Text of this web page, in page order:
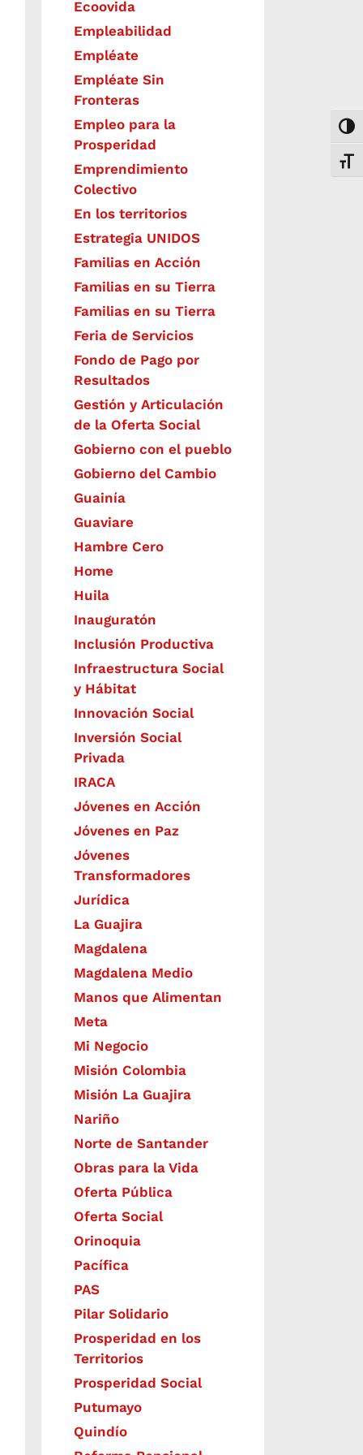
Ecoovida
Empleabilidad
Empléate
Empléate Sin
Fronteras
Empleo para la
Prosperidad
Emprendimiento
Colectivo
En los territorios
Estrategia UNIDOS
Familias en Acción
Familias en su Tierra
Familias en su Tierra
Feria de Servicios
Fondo de Pago por
Resultados
Gestión y Articulación
de la Oferta Social
Gobierno con el pueblo
Gobierno del Cambio
Guainía
Guaviare
Hambre Cero
Home
Huila
Inauguratón
Inclusión Productiva
Infraestructura Social
y Hábitat
​Innovación Social
Inversión Social
Privada
IRACA
Jóvenes en Acción
Jóvenes en Paz
Jóvenes
Transformadores
Jurídica
La Guajira
Magdalena
Magdalena Medio
Manos que Alimentan
Meta
Mi Negocio
Misión Colombia
Misión La Guajira
Nariño
Norte de Santander
Obras para la Vida
Oferta Pública
Oferta Social​​
Orinoquia
Pacífica
PAS
Pilar Solidario
Prosperidad en los
Territorios
Prosperidad Social
Putumayo
Quindío